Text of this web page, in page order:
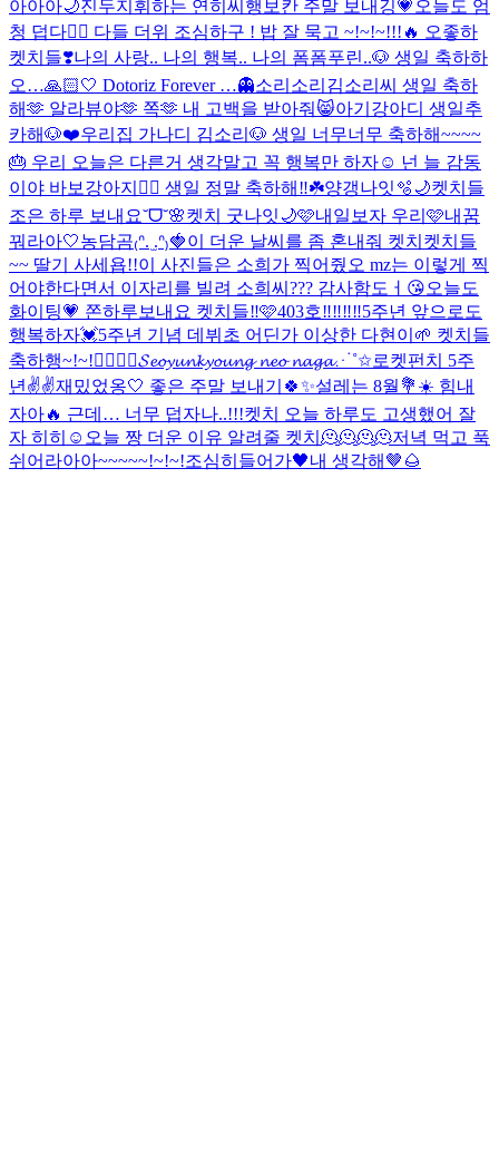
아아아🌙진두지휘하는 연히씨 행보칸 주말 보내깅💗 오늘도 엄
청 덥다❤️‍🔥 다들 더위 조심하구 ! 밥 잘 묵고 ~!~!~!!!🔥 오좋하
켓치들❣️나의 사랑.. 나의 행복.. 나의 폼폼푸린..🐶 생일 축하하
오…🙏🏻🤍 Dotoriz Forever …👻소리소리김소리씨 생일 축하
해🫶 알라뷰야🫶 쪽🫶 내 고백을 받아줘😸아기강아디 생일추
카해🐶❤️우리집 가나디 김소리🐶 생일 너무너무 축하해~~~~
🎂 우리 오늘은 다른거 생각말고 꼭 행복만 하자☺️ 넌 늘 감동
이야 바보강아지❤️‍🔥 생일 정말 축하해‼️☘️양갱나잇🫧🌙켓치들
조은 하루 보내요˘ᗜ˘🌸켓치 굿나잇🌙🩷내일보자 우리🩷내꿈
꿔라아🤍농담곰₍ᐢ. ̫.ᐢ₎🍓이 더운 날씨를 좀 혼내줘 켓치 켓치들
~~ 딸기 사세욥!!이 사진들은 소희가 찍어줬오 mz는 이렇게 찍
어야한다면서 이자리를 빌려 소희씨??? 감사함도ㅓ😘오늘도
화이팅💗 쫀하루보내요 켓치들‼️🩷403호‼️‼️‼️‼️5주년 앞으로도
행복하자💓5주년 기념 데뷔초 어딘가 이상한 다현이🌱 켓치들
축하행~!~!❤️‍🔥❤️‍🔥𝓢𝓮𝓸𝔂𝓾𝓷𝓴𝔂𝓸𝓾𝓷𝓰 𝓷𝓮𝓸 𝓷𝓪𝓰𝓪⋰˚✩로켓펀치 5주
년✌️✌️재밌었옹🤍 좋은 주말 보내기🍀✨설레는 8월💐☀️ 힘내
자아🔥 근데… 너무 덥자나..!!!켓치 오늘 하루도 고생했어 잘
자 히히☺ 오늘 짱 더운 이유 알려줄 켓치🫠🫠🫠🫠저녁 먹고 푹
쉬어라아아~~~~~!~!~!조심히들어가🖤내 생각해🤎🌰